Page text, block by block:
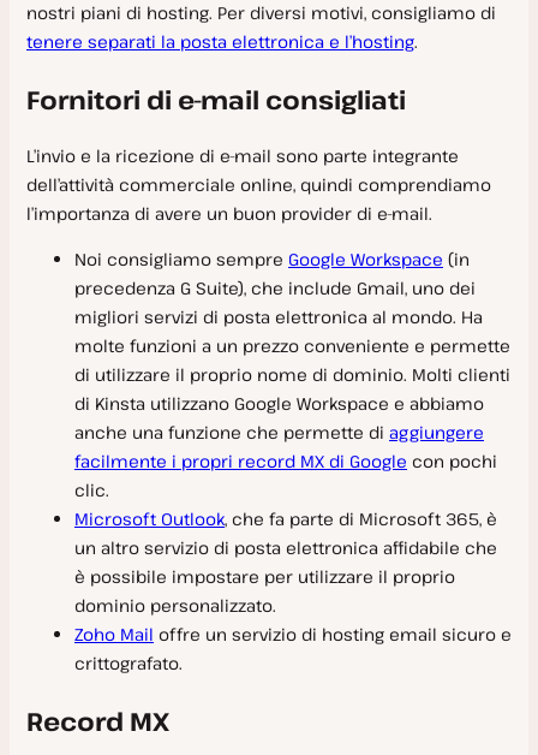
Server dedicato
Rete multisito
Aggiornamenti automatici
Redirect
Riavviare e aggiornare PHP
Costanti PHP
Prestazioni PHP su server dedicati
Add-On
Statistiche
Calcolo della larghezza di banda del server
Migrazioni
Migrazione Kinsta
Dati dell’origine della migrazione per fornitore di hosting
Migrate Guru
Migrazione manuale
Updating a Migrated Site Before Going Live
Annullare una richiesta di migrazione
Domande frequenti sulla migrazione
Proxy inverso
Certificati SSL
DNS di Kinsta
Record MX di Google
URL temporaneo
Ambienti di staging
Monitoraggio
Monitoraggio Blackfire
Lo strumento APM di Kinsta
Monitoraggio di New Relic
Monitoraggio dell’uptime
Gestione del sito
File manager
Etichette
Utenti di WordPress
GitLab CI/CD
Bloccare un indirizzo IP
Cron Job
Git
Errori di Cloudflare
Errori di connessione al database
Log del server
Errori del server
Debug
Errori di connessione
Riferimenti
Glossario
Domande tecniche frequenti
Domande frequenti sugli SSL
Cache
Edge Caching
Cache Redis
Backup
Disaster Recovery
Strumenti
Protezione htpasswd
nostri piani di hosting. Per diversi motivi, consigliamo di
tenere separati la posta elettronica e l’hosting.
Fornitori di e-mail consigliati
L’invio e la ricezione di e-mail sono parte integrante
dell’attività commerciale online, quindi comprendiamo
l’importanza di avere un buon provider di e-mail.
Noi consigliamo sempre Google Workspace (in
precedenza G Suite), che include Gmail, uno dei
migliori servizi di posta elettronica al mondo. Ha
molte funzioni a un prezzo conveniente e permette
di utilizzare il proprio nome di dominio. Molti clienti
di Kinsta utilizzano Google Workspace e abbiamo
anche una funzione che permette di aggiungere
facilmente i propri record MX di Google con pochi
clic.
Microsoft Outlook, che fa parte di Microsoft 365, è
un altro servizio di posta elettronica affidabile che
è possibile impostare per utilizzare il proprio
dominio personalizzato.
Zoho Mail offre un servizio di hosting email sicuro e
crittografato.
Record MX